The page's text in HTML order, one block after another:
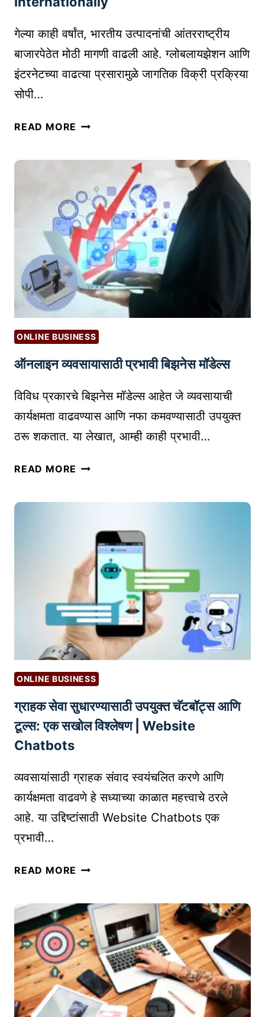
सा
ध
ने
|
B
O
L
S
T
O
L
E
R
N
N
W
N
U
G
गेल्या काही वर्षांत, भारतीय उत्पादनांची आंतरराष्ट्रीय
बाजारपेठेत मोठी मागणी वाढली आहे. ग्लोबलायझेशन आणि
इंटरनेटच्या वाढत्या प्रसारामुळे जागतिक विक्री प्रक्रिया
सोपी…
READ MORE
प्लॅ
ट
फॉ
र्म्स
द्वा
रे
त
र
रा
ष्ट्री
बा
जा
पे
मि
ळ
वा
वा
?
|
E
L
I
I
N
T
A
I
O
N
A
L
L
Y
ONLINE BUSINESS
ऑनलाइन व्यवसायासाठी प्रभावी बिझनेस मॉडेल्स
विविध प्रकारचे बिझनेस मॉडेल्स आहेत जे व्यवसायाची
कार्यक्षमता वाढवण्यास आणि नफा कमवण्यासाठी उपयुक्त
ठरू शकतात. या लेखात, आम्ही काही प्रभावी…
READ MORE ऑ
व
सा
सा
ठी
प्र
भा
वी
बि
झ
ने
ल्स
ONLINE BUSINESS
ग्राहक सेवा सुधारण्यासाठी उपयुक्त चॅटबॉट्स आणि
टूल्स: एक सखोल विश्लेषण | Website
Chatbots
व्यवसायांसाठी ग्राहक संवाद स्वयंचलित करणे आणि
कार्यक्षमता वाढवणे हे सध्याच्या काळात महत्त्वाचे ठरले
आहे. या उद्दिष्टांसाठी Website Chatbots एक
प्रभावी…
READ MORE ग्रा
से
वा
सु
धा
र
ण्या
सा